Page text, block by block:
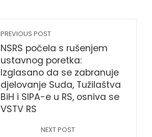
PREVIOUS POST
NSRS počela s rušenjem
ustavnog poretka:
Izglasano da se zabranuje
djelovanje Suda, Tužilaštva
BiH i SIPA-e u RS, osniva se
VSTV RS
NEXT POST